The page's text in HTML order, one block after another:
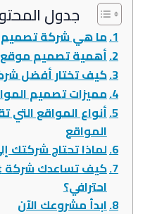
جدول
ما هي شركة تصميم
أهمية تصميم موقع
كيف تختار أفضل
مميزات تصميم
أنواع المواقع
المواقع
لماذا تحتاج شركتك
احترافي؟
ابدأ مشروعك الآن